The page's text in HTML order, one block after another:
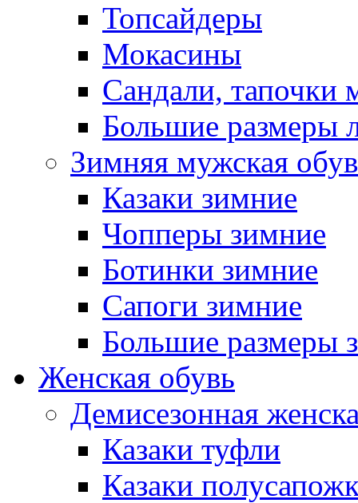
Топсайдеры
Мокасины
Сандали, тапочки
Большие размеры
Зимняя мужская
Казаки зимние
Чопперы зимние
Ботинки зимние
Сапоги зимние
Большие размеры
Женская обувь
Демисезонная
Казаки туфли
Казаки